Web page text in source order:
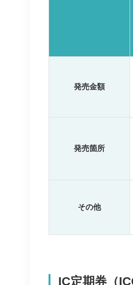
発売金額
発売箇所
その他
IC定期券（